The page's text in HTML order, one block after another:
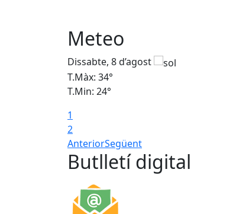
Meteo
Dissabte, 8 d’agost
T.Màx: 34°
T.Min: 24°
1
2
AnteriorSegüent
Butlletí digital